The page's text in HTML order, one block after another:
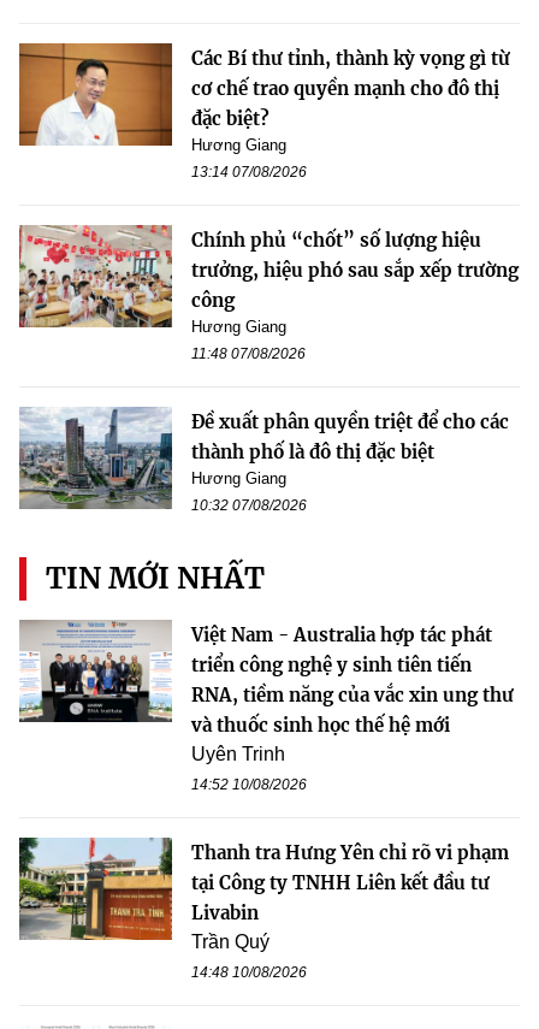
Các Bí thư tỉnh, thành kỳ vọng gì từ
cơ chế trao quyền mạnh cho đô thị
đặc biệt?
Hương Giang
13:14 07/08/2026
Chính phủ “chốt” số lượng hiệu
trưởng, hiệu phó sau sắp xếp trường
công
Hương Giang
11:48 07/08/2026
Đề xuất phân quyền triệt để cho các
thành phố là đô thị đặc biệt
Hương Giang
10:32 07/08/2026
TIN MỚI NHẤT
Việt Nam - Australia hợp tác phát
triển công nghệ y sinh tiên tiến
RNA, tiềm năng của vắc xin ung thư
và thuốc sinh học thế hệ mới
Uyên Trinh
14:52 10/08/2026
Thanh tra Hưng Yên chỉ rõ vi phạm
tại Công ty TNHH Liên kết đầu tư
Livabin
Trần Quý
14:48 10/08/2026